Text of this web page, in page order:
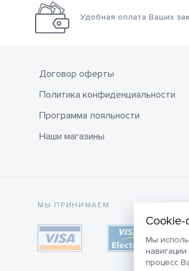
Мы
процесс
Удобная оплата Ваших
Договор оферты
Политика конфиденциальности
Программа лояльности
Наши магазины
МЫ ПРИНИМАЕМ